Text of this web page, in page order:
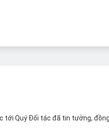
tới Quý Đối tác đã tin tưởng,